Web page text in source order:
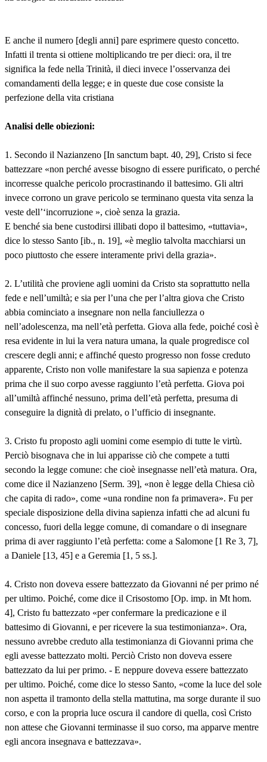
E anche il numero [degli anni] pare esprimere questo concetto.
Infatti il trenta si ottiene moltiplicando tre per dieci: ora, il tre
significa la fede nella Trinità, il dieci invece l’osservanza dei
comandamenti della legge; e in queste due cose consiste la
perfezione della vita cristiana
Analisi delle obiezioni:
1. Secondo il Nazianzeno [In sanctum bapt. 40, 29], Cristo si fece
battezzare «non perché avesse bisogno di essere purificato, o perché
incorresse qualche pericolo procrastinando il battesimo. Gli altri
invece corrono un grave pericolo se terminano questa vita senza la
veste dell’‘incorruzione », cioè senza la grazia.
E benché sia bene custodirsi illibati dopo il battesimo, «tuttavia»,
dice lo stesso Santo [ib., n. 19], «è meglio talvolta macchiarsi un
poco piuttosto che essere interamente privi della grazia».
2. L’utilità che proviene agli uomini da Cristo sta soprattutto nella
fede e nell’umiltà; e sia per l’una che per l’altra giova che Cristo
abbia cominciato a insegnare non nella fanciullezza o
nell’adolescenza, ma nell’età perfetta. Giova alla fede, poiché così è
resa evidente in lui la vera natura umana, la quale progredisce col
crescere degli anni; e affinché questo progresso non fosse creduto
apparente, Cristo non volle manifestare la sua sapienza e potenza
prima che il suo corpo avesse raggiunto l’età perfetta. Giova poi
all’umiltà affinché nessuno, prima dell’età perfetta, presuma di
conseguire la dignità di prelato, o l’ufficio di insegnante.
3. Cristo fu proposto agli uomini come esempio di tutte le virtù.
Perciò bisognava che in lui apparisse ciò che compete a tutti
secondo la legge comune: che cioè insegnasse nell’età matura. Ora,
come dice il Nazianzeno [Serm. 39], «non è legge della Chiesa ciò
che capita di rado», come «una rondine non fa primavera». Fu per
speciale disposizione della divina sapienza infatti che ad alcuni fu
concesso, fuori della legge comune, di comandare o di insegnare
prima di aver raggiunto l’età perfetta: come a Salomone [1 Re 3, 7],
a Daniele [13, 45] e a Geremia [1, 5 ss.].
4. Cristo non doveva essere battezzato da Giovanni né per primo né
per ultimo. Poiché, come dice il Crisostomo [Op. imp. in Mt hom.
4], Cristo fu battezzato «per confermare la predicazione e il
battesimo di Giovanni, e per ricevere la sua testimonianza». Ora,
nessuno avrebbe creduto alla testimonianza di Giovanni prima che
egli avesse battezzato molti. Perciò Cristo non doveva essere
battezzato da lui per primo. - E neppure doveva essere battezzato
per ultimo. Poiché, come dice lo stesso Santo, «come la luce del sole
non aspetta il tramonto della stella mattutina, ma sorge durante il suo
corso, e con la propria luce oscura il candore di quella, così Cristo
non attese che Giovanni terminasse il suo corso, ma apparve mentre
egli ancora insegnava e battezzava».